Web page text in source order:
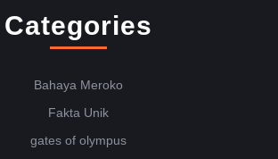
Categories
Bahaya Meroko
Fakta Unik
gates of olympus